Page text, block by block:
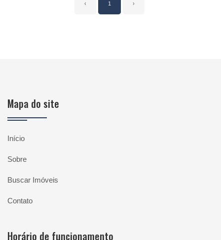
‹ 1 ›
Mapa do site
Início
Sobre
Buscar Imóveis
Contato
Horário de funcionamento